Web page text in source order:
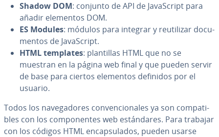
Shadow DOM: conjunto de API de Ja­va­S­cri­pt para
añadir elementos DOM.
ES Modules: módulos para integrar y re­uti­li­zar do­cu­
me­n­tos de Ja­va­S­cri­pt.
HTML templates: pla­n­ti­llas HTML que no se
muestran en la página web final y que pueden servir
de base para ciertos elementos definidos por el
usuario.
Todos los na­ve­ga­do­res co­n­ve­n­cio­na­les ya son co­m­pa­ti­
bles con los co­m­po­ne­n­tes web es­tá­n­da­res. Para trabajar
con los códigos HTML en­ca­p­su­la­dos, pueden usarse